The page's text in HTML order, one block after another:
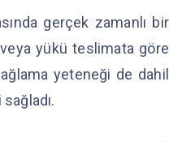
gerçek zamanlı bir
yükü teslimata göre
yeteneği de dahil